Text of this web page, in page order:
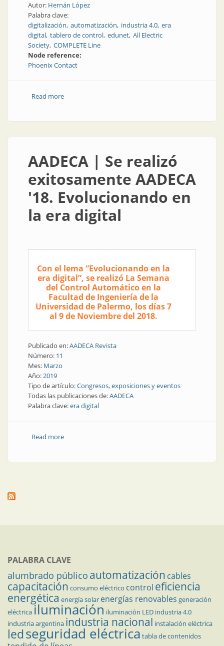
Autor: Hernán López
Palabra clave:
digitalización automatización industria 4.0 era
digital tablero de control edunet All Electric
Society COMPLETE Line
Node reference:
Phoenix Contact
Read moreabout Tres pilares, tres propuestas de digitalización
AADECA | Se realizó
exitosamente AADECA
'18. Evolucionando en
la era digital
Con el lema “Evolucionando en la
era digital”, se realizó La Semana
del Control Automático en la
Facultad de Ingeniería de la
Universidad de Palermo, los días 7
al 9 de Noviembre del 2018.
Publicado en:AADECA Revista
Número: 11
Mes: Marzo
Año:2019
Tipo de artículo:Congresos, exposiciones y eventos
Todas las publicaciones de:AADECA
Palabra clave:era digital
Read moreabout AADECA | Se realizó exitosamente AADECA '18.
PALABRA CLAVE
alumbrado público automatización cables
capacitación consumo eléctrico control eficiencia
energética energía solar energías renovables generación
eléctricailuminación iluminación LED industria 4.0
industria argentina industria nacional instalación eléctrica
ledseguridad eléctrica tabla de contenidos